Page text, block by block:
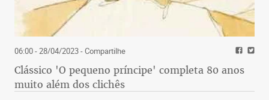
06:00 - 28/04/2023- Compartilhe
Clássico 'O pequeno príncipe' completa 80 anos
muito além dos clichês